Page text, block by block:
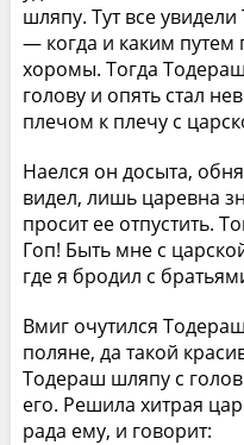
шляпу. Тут все
— когда и каким путем
хоромы. Тогда
голову и опять стал
плечом к плечу с
Наелся он досыта,
видел, лишь царевна
просит ее отпустить.
Гоп! Быть мне с
где я бродил с
Вмиг очутился
поляне, да такой
Тодераш шляпу с
его. Решила хитрая
рада ему, и говорит: